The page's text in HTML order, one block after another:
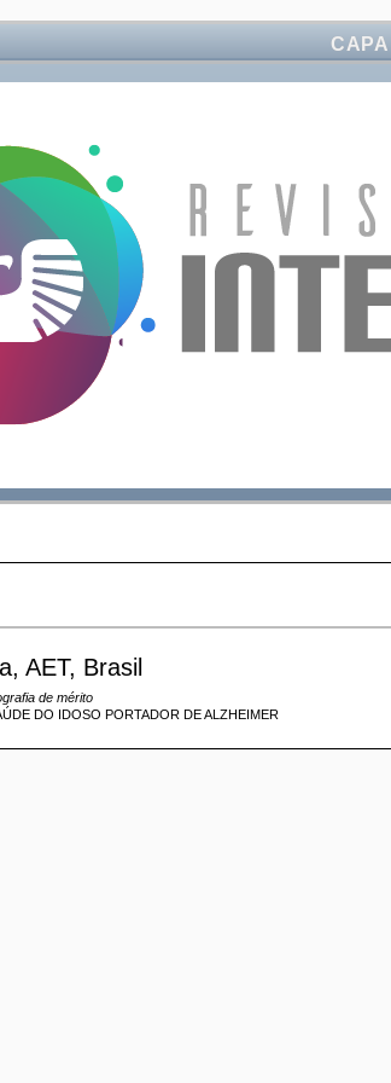
CAPA
AET, Brasil
de mérito
DO IDOSO PORTADOR DE ALZHEIMER